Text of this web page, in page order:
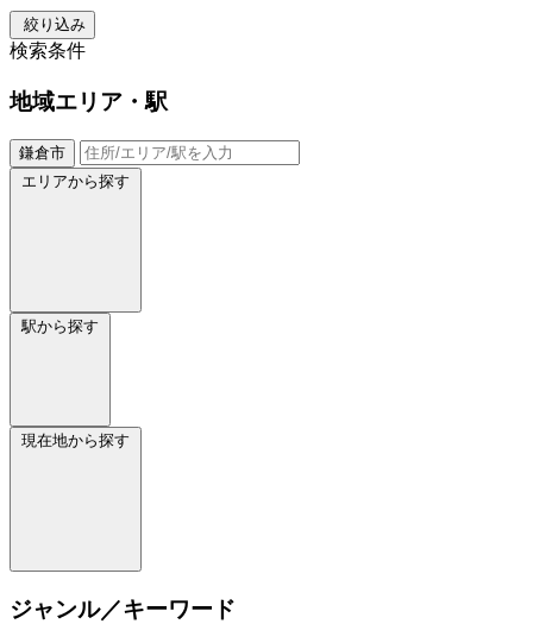
絞り込み
検索条件
地域エリア・駅
鎌倉市
エリアから探す
駅から探す
現在地から探す
ジャンル／キーワード